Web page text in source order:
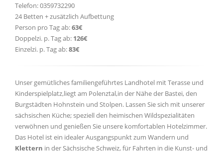
Telefon: 0359732290
24 Betten + zusätzlich Aufbettung
Person pro Tag ab:63€
Doppelzi. p. Tag ab: 126€
Einzelzi. p. Tag ab:83€
Unser gemütliches familiengeführtes Landhotel mit Terasse und
Kinderspielplatz,liegt am Polenztal,in der Nähe der Bastei, den
Burgstädten Hohnstein und Stolpen. Lassen Sie sich mit unserer
sächsischen Küche; speziell den heimischen Wildspezialitäten
verwöhnen und genießen Sie unsere komfortablen Hotelzimmer.
Das Hotel ist ein idealer Ausgangspunkt zum Wandern und
Klettern in der Sächsische Schweiz, für Fahrten in die Kunst- und